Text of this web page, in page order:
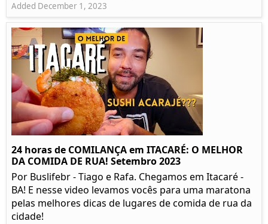
Added December 1, 2023
24 horas de COMILANÇA em ITACARÉ: O MELHOR
DA COMIDA DE RUA! Setembro 2023
Por Buslifebr - Tiago e Rafa. Chegamos em Itacaré -
BA! E nesse video levamos vocês para uma maratona
pelas melhores dicas de lugares de comida de rua da
cidade!